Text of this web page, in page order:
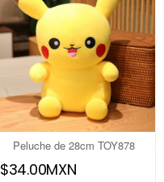
Peluche de 28cm TOY878
$34.00MXN